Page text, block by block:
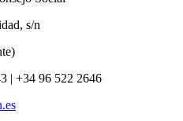
s/n
| +34 96 522 2646